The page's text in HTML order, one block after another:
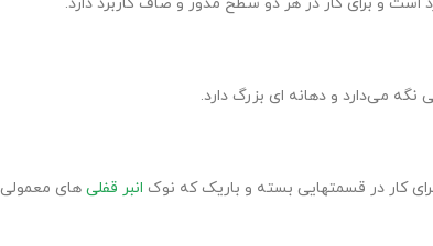
می‌دارد و دهانه ای بزرگ دارد.
برای کار در قسمتهایی بسته و باریک که نوک انبر قفلی های معمولی